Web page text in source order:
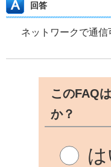
回答
ネットワークで通信
このFAQ
か？